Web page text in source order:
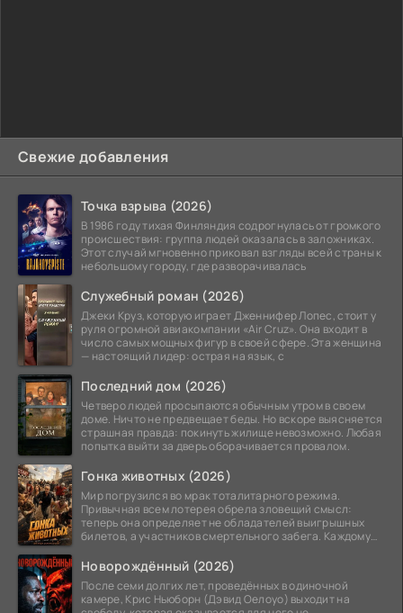
Свежие добавления
Точка взрыва (2026)
В 1986 году тихая Финляндия содрогнулась от громкого
происшествия: группа людей оказалась в заложниках.
Этот случай мгновенно приковал взгляды всей страны к
небольшому городу, где разворачивалась
Служебный роман (2026)
Джеки Круз, которую играет Дженнифер Лопес, стоит у
руля огромной авиакомпании «Air Cruz». Она входит в
число самых мощных фигур в своей сфере. Эта женщина
— настоящий лидер: острая на язык, с
Последний дом (2026)
Четверо людей просыпаются обычным утром в своем
доме. Ничто не предвещает беды. Но вскоре выясняется
страшная правда: покинуть жилище невозможно. Любая
попытка выйти за дверь оборачивается провалом.
Гонка животных (2026)
Мир погрузился во мрак тоталитарного режима.
Привычная всем лотерея обрела зловещий смысл:
теперь она определяет не обладателей выигрышных
билетов, а участников смертельного забега. Каждому
Новорождённый (2026)
После семи долгих лет, проведённых в одиночной
камере, Крис Ньюборн (Дэвид Оелоуо) выходит на